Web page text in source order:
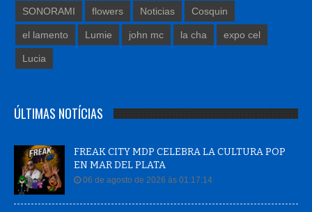
SONORAMI flowers Noticias Cosquin
el lamento Lumie john mc la cha expo cel
Lucia
ÚLTIMAS NOTÍCIAS
FREAK CITY MDP CELEBRA LA CULTURA POP
EN MAR DEL PLATA
06 de agosto de 2026 às 01:17:14